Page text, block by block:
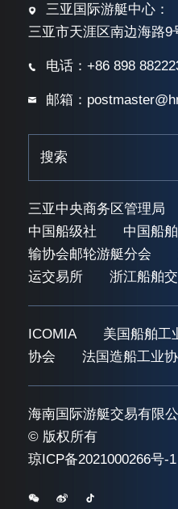
三亚国际游艇中心：
三亚市天涯区南边海路9
电话：+86 898
邮箱：
三亚中央商务区管理局
中国船级社
中国船
输协会邮轮游艇分会
运交易所
浙江船舶
ICOMIA 美国船舶工
协会
法国造船工业
海南国际游艇交易有限
© 版权所有
琼ICP备2021000266号-1